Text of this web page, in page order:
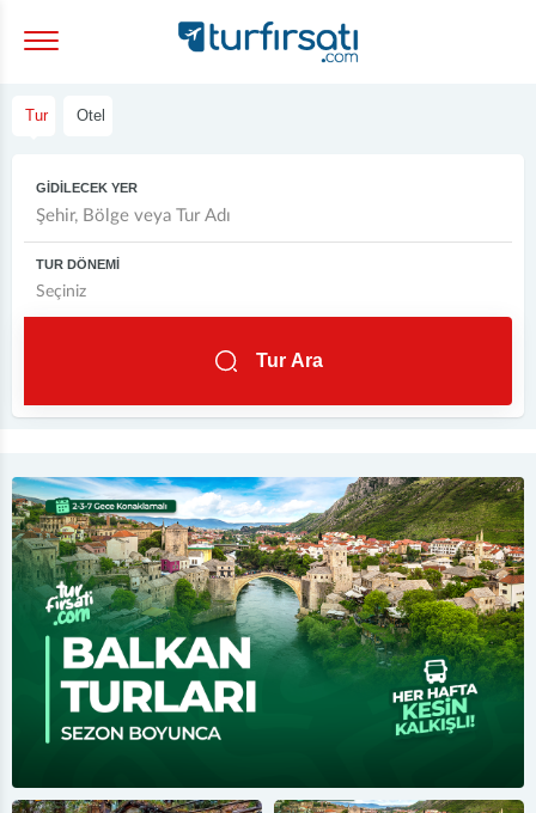
Tur Otel
GİDİLECEK YER
TUR DÖNEMİ
Tur Ara
Previous Next